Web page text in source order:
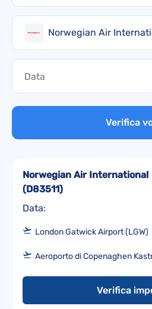
Norwegian Air
Verifica
Data:
Norwegian Air International
(D83511)
London Gatwick Airport (LGW)
Aeroporto di Copenaghen
Verifica